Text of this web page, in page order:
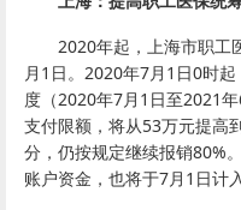
2020年起，上海市职工
月1日。2020年7月1日0时
度（2020年7月1日至2021
支付限额，将从53万元提高
分，仍按规定继续报销80%
账户资金，也将于7月1日计入